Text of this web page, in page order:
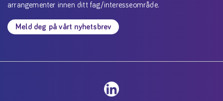
arrangementer innen ditt fag/interesseområde.
Meld deg på vårt nyhetsbrev